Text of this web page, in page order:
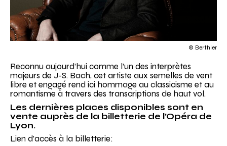
© Berthier
Reconnu aujourd’hui comme l’un des interprètes
majeurs de J-S. Bach, cet artiste aux semelles de vent
libre et engagé rend ici hommage au classicisme et au
romantisme à travers des transcriptions de haut vol.
Les dernières places disponibles sont en
vente auprès de la billetterie de l’Opéra de
Lyon.
Lien d’accès à la billetterie: